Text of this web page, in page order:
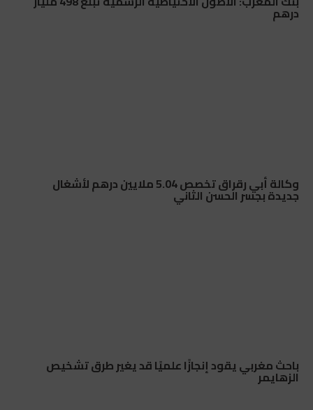
درهم
وكالة أبي رقراق تخصص 5.04 ملايين درهم لأشغال
جديدة بجسر الحسن الثاني
باحث مغربي يقود إنجازًا علميًا قد يغير طرق تشخيص
الزهايمر